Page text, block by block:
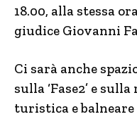
18.00, alla stessa
giudice Giovanni
Ci sarà anche
sulla ‘Fase2’ e
turistica e